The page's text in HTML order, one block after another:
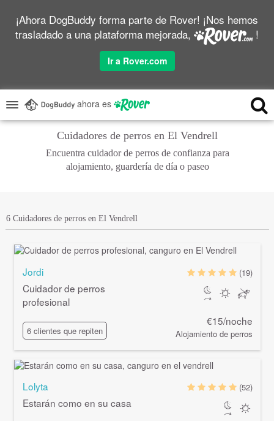
¡Ahora DogBuddy forma parte de Rover! ¡Nos hemos
trasladado a una plataforma mejorada,
!
Ir a Rover.com
ahora es
Cuidadores de perros en El Vendrell
Encuentra cuidador de perros de confianza para
alojamiento, guardería de día o paseo
6 Cuidadores de perros en El Vendrell
Jordi
Cuidador de perros
profesional
6 clientes que repiten
(19)
€15/noche
Alojamiento de perros
Lolyta
Estarán como en su casa
(52)